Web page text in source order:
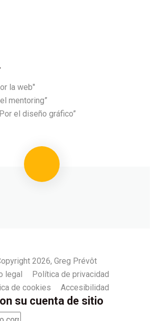
la web"
mentoring”
el diseño gráfico”
2026, Greg Prévôt
legal
Política de privacidad
de cookies
Accesibilidad
su cuenta de sitio